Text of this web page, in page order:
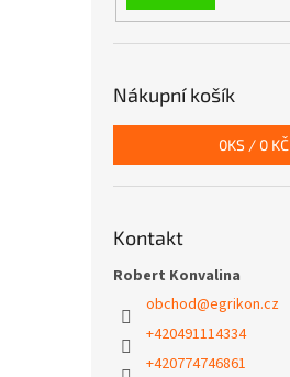
Nákupní košík
0KS / 0 KČ
Kontakt
Robert Konvalina
obchod@egrikon.cz
+420491114334
+420774746861